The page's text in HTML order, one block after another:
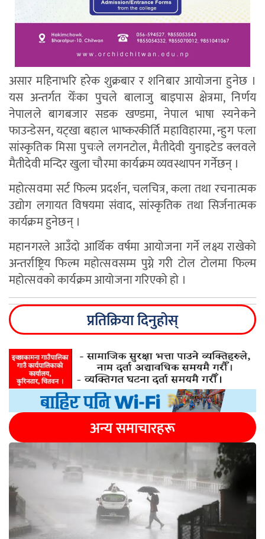
असार महिनाभरि हरेक शुक्रबार र शनिबार आयोजना हुनेछ ।
यस अन्तर्गत येँःका पुचले बालाजु बाइपास क्षेत्रमा, निर्णय
नेपालले बागबजार सडक खण्डमा, नेपाल भाषा स्यनेकने
फाउन्डेसन, यट्खा बहाल भाष्करकीर्ति महाविहारमा, न्हुग पःला
सांस्कृतिक मिसा पुचःले लगनटोल, मैतीदेवी युनाइटेड क्लवले
मैतीदेवी मन्दिर खुला चौरमा कार्यक्रम व्यवस्थापन गर्नेछन् ।
महोत्सवमा सर्ट फिल्म प्रदर्शन, चलचित्र, कला तथा रचनात्मक
उद्योग लगायत विषयमा संवाद, सांस्कृतिक तथा सिर्जनात्मक
कार्यक्रम हुनेछन् ।
महानगरले आउँदो आर्थिक वर्षमा आयोजना गर्ने लक्ष्य राखेको
अन्तर्राष्ट्रिय फिल्म महोत्सवसम्म पुग्ने गरी टोल टोलमा फिल्म
महोत्सवको कार्यक्रम आयोजना गरिएको हो ।
प्रतिक्रिया दिनुहोस्
अन्य समाचारहरू